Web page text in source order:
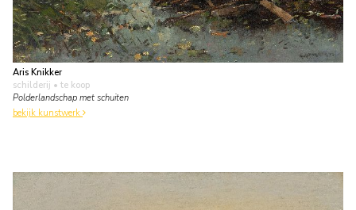
Aris Knikker
schilderij • te koop
Polderlandschap met schuiten
bekijk kunstwerk